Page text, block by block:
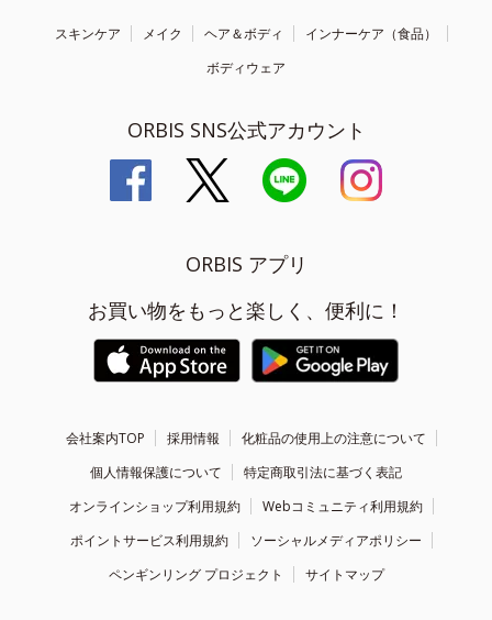
スキンケア メイク ヘア＆ボディ
インナーケア（食品）
ボディウェア
ORBIS SNS公式アカウント
ORBIS アプリ
お買い物をもっと楽しく、便利に！
会社案内TOP 採用情報
化粧品の使用上の注意について
個人情報保護について
特定商取引法に基づく表記
オンラインショップ利用規約
Webコミュニティ利用規約
ポイントサービス利用規約
ソーシャルメディアポリシー
ペンギンリング プロジェクト
サイトマップ